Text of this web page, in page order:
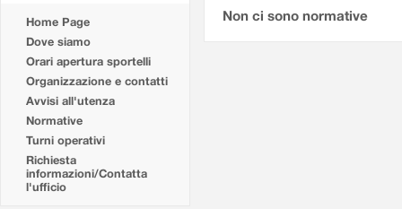
Home Page
Dove siamo
Orari apertura sportelli
Organizzazione e contatti
Avvisi all'utenza
Normative
Turni operativi
Richiesta
informazioni/Contatta
l'ufficio
Non ci sono normative